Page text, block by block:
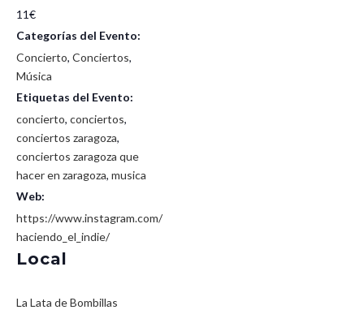
11€
Categorías del Evento:
Concierto, Conciertos,
Música
Etiquetas del Evento:
concierto, conciertos,
conciertos zaragoza,
conciertos zaragoza que
hacer en zaragoza, musica
Web:
https://www.instagram.com/
haciendo_el_indie/
Local
La Lata de Bombillas